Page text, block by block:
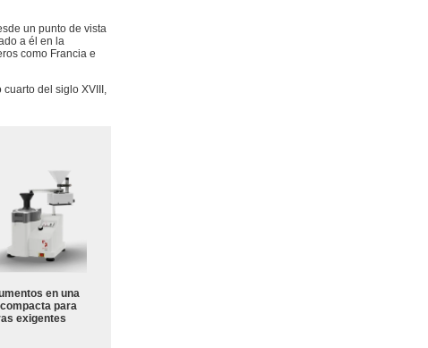
un punto de vista
a él en la
como Francia e
del siglo XVIII,
en una
para
exigentes